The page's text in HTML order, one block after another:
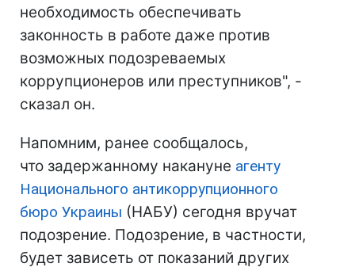
необходимость обеспечивать
законность в работе даже против
возможных подозреваемых
коррупционеров или преступников", -
сказал он.
Напомним, ранее сообщалось,
что задержанному накануне агенту
Национального антикоррупционного
бюро Украины (НАБУ) сегодня вручат
подозрение. Подозрение, в частности,
будет зависеть от показаний других